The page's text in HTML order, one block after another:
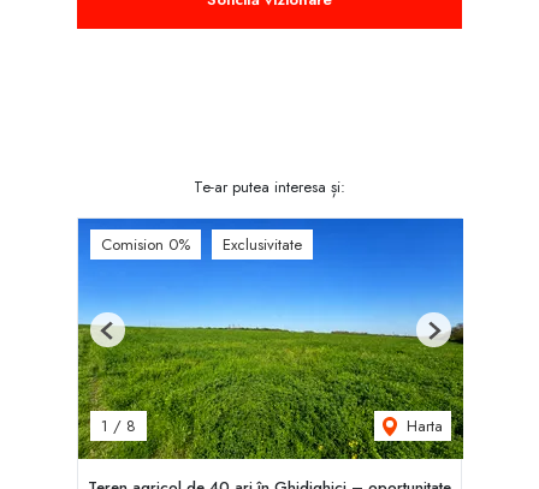
Te-ar putea interesa și:
Comision 0% Exclusivitate
1 / 8 Harta
Previous Next